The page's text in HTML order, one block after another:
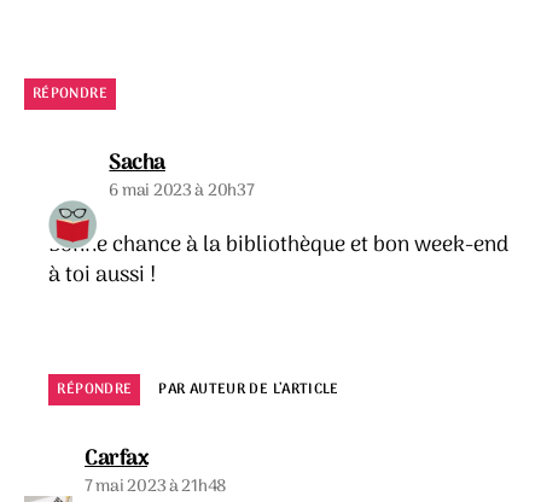
RÉPONDRE
Sachadit :
6 mai 2023 à 20h37
Bonne chance à la bibliothèque et bon week-end
à toi aussi !
RÉPONDRE PAR AUTEUR DE L’ARTICLE
Carfaxdit :
7 mai 2023 à 21h48